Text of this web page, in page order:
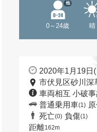
0～24歳
他
晴
2020年1月19日
市伏見区砂川深
車両相互 小破事
普通乗用車(1)
死亡(0) 負傷(1)
距離162m